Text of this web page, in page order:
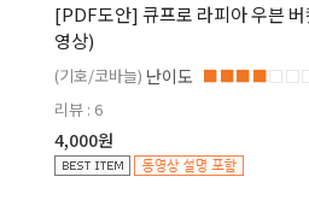
[PDF도안] 큐프로 라피아 우븐
영상)
(기호/코바늘) 난이도 ■■■■
리뷰 : 6
4,000원